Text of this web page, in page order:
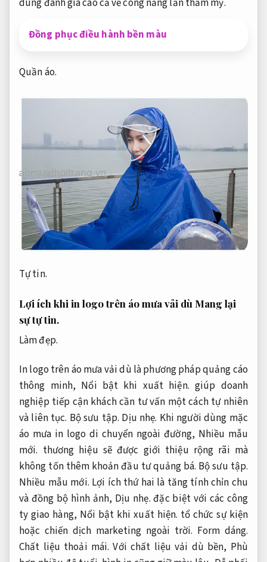
dùng đánh giá cao cả về công năng lẫn thẩm mỹ.
Đồng phục điều hành bền màu
Quần áo.
Tự tin.
Lợi ích khi in logo trên áo mưa vải dù Mang lại
sự tự tin.
Làm đẹp.
In logo trên áo mưa vải dù là phương pháp quảng cáo
thông minh, Nổi bật khi xuất hiện. giúp doanh
nghiệp tiếp cận khách cần tư vấn một cách tự nhiên
và liên tục. Bộ sưu tập. Dịu nhẹ. Khi người dùng mặc
áo mưa in logo di chuyển ngoài đường, Nhiều mẫu
mới. thương hiệu sẽ được giới thiệu rộng rãi mà
không tốn thêm khoản đầu tư quảng bá. Bộ sưu tập.
Nhiều mẫu mới. Lợi ích thứ hai là tăng tính chỉn chu
và đồng bộ hình ảnh, Dịu nhẹ. đặc biệt với các công
ty giao hàng, Nổi bật khi xuất hiện. tổ chức sự kiện
hoặc chiến dịch marketing ngoài trời. Form dáng.
Chất liệu thoải mái. Với chất liệu vải dù bền, Phù